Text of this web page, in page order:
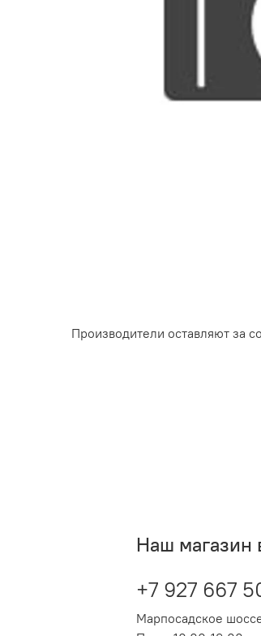
Производители оставляют за
Наш магазин
+7 927 667
Марпосадское